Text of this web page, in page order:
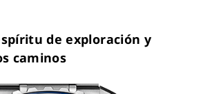
de exploración y
caminos